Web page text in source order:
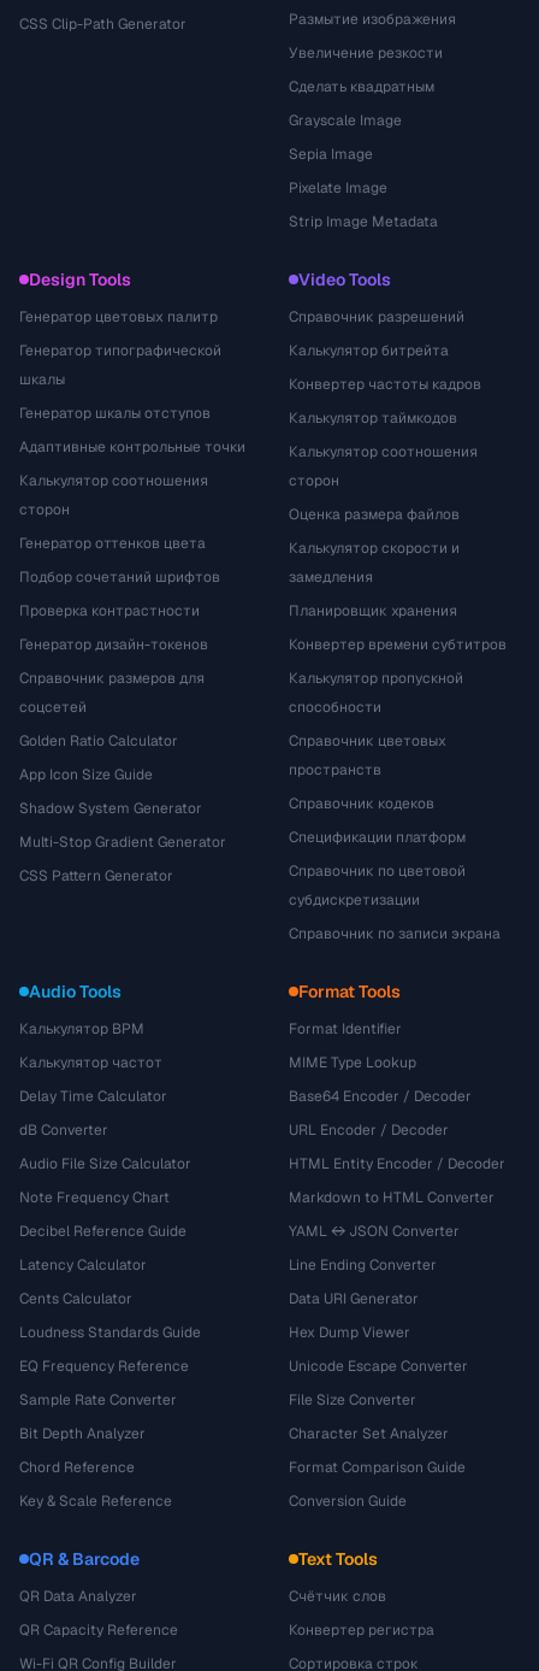
CSS Clip-Path Generator
Размытие изображения
Увеличение резкости
Сделать квадратным
Grayscale Image
Sepia Image
Pixelate Image
Strip Image Metadata
Design Tools
Генератор цветовых палитр
Генератор типографической
шкалы
Генератор шкалы отступов
Адаптивные контрольные точки
Калькулятор соотношения
сторон
Генератор оттенков цвета
Подбор сочетаний шрифтов
Проверка контрастности
Генератор дизайн-токенов
Справочник размеров для
соцсетей
Golden Ratio Calculator
App Icon Size Guide
Shadow System Generator
Multi-Stop Gradient Generator
CSS Pattern Generator
Video Tools
Справочник разрешений
Калькулятор битрейта
Конвертер частоты кадров
Калькулятор таймкодов
Калькулятор соотношения
сторон
Оценка размера файлов
Калькулятор скорости и
замедления
Планировщик хранения
Конвертер времени субтитров
Калькулятор пропускной
способности
Справочник цветовых
пространств
Справочник кодеков
Спецификации платформ
Справочник по цветовой
субдискретизации
Справочник по записи экрана
Audio Tools
Калькулятор BPM
Калькулятор частот
Delay Time Calculator
dB Converter
Audio File Size Calculator
Note Frequency Chart
Decibel Reference Guide
Latency Calculator
Cents Calculator
Loudness Standards Guide
EQ Frequency Reference
Sample Rate Converter
Bit Depth Analyzer
Chord Reference
Key & Scale Reference
Format Tools
Format Identifier
MIME Type Lookup
Base64 Encoder / Decoder
URL Encoder / Decoder
HTML Entity Encoder / Decoder
Markdown to HTML Converter
YAML ↔ JSON Converter
Line Ending Converter
Data URI Generator
Hex Dump Viewer
Unicode Escape Converter
File Size Converter
Character Set Analyzer
Format Comparison Guide
Conversion Guide
QR & Barcode
QR Data Analyzer
QR Capacity Reference
Wi-Fi QR Config Builder
Text Tools
Счётчик слов
Конвертер регистра
Сортировка строк